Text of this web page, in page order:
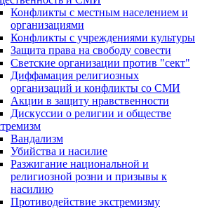
Конфликты с местным населением и
организациями
Конфликты с учреждениями культуры
Защита права на свободу совести
Светские организации против "сект"
Диффамация религиозных
организаций и конфликты со СМИ
Акции в защиту нравственности
Дискуссии о религии и обществе
Вандализм
Убийства и насилие
Разжигание национальной и
религиозной розни и призывы к
насилию
Противодействие экстремизму